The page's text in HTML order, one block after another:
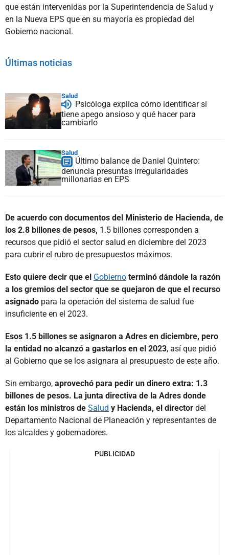
que están intervenidas por la Superintendencia de Salud y
en la Nueva EPS que en su mayoría es propiedad del
Gobierno nacional.
Últimas noticias
Salud
Psicóloga explica cómo identificar si
tiene apego ansioso y qué hacer para
cambiarlo
Salud
Último balance de Daniel Quintero:
denuncia presuntas irregularidades
millonarias en EPS
De acuerdo con documentos del Ministerio de Hacienda, de
los 2.8 billones de pesos, 1.5 billones corresponden a
recursos que pidió el sector salud en diciembre del 2023
para cubrir el rubro de presupuestos máximos.
Esto quiere decir que el Gobierno terminó dándole la razón
a los gremios del sector que se quejaron de que el recurso
asignado para la operación del sistema de salud fue
insuficiente en el 2023.
Esos 1.5 billones se asignaron a Adres en diciembre, pero
la entidad no alcanzó a gastarlos en el 2023, así que pidió
al Gobierno que se los asignara al presupuesto de este año.
Sin embargo, aprovechó para pedir un dinero extra: 1.3
billones de pesos. La junta directiva de la Adres donde
están los ministros de Salud y Hacienda, el director del
Departamento Nacional de Planeación y representantes de
los alcaldes y gobernadores.
PUBLICIDAD